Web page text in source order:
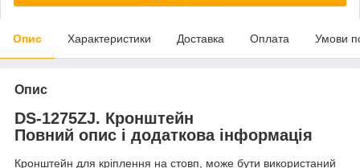
Опис Характеристики Доставка Оплата Умови
Опис
DS-1275ZJ. Кронштейн
Повний опис і додаткова інформація
Кронштейн для кріплення на стовп, може бути використаний